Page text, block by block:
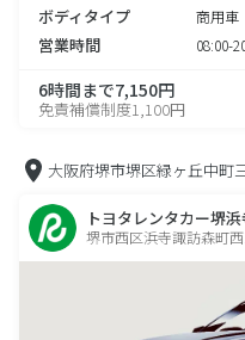
ボディタイプ 商用車
営業時間 08:00-
6時間まで7,150円
免責補償制度1,100円
大阪府堺市堺区緑ヶ丘中町
トヨタレンタカー堺浜
堺市西区浜寺諏訪森町西